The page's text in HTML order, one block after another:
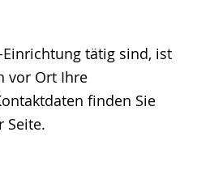
tätig sind, ist
vor Ort Ihre
finden Sie
Seite.